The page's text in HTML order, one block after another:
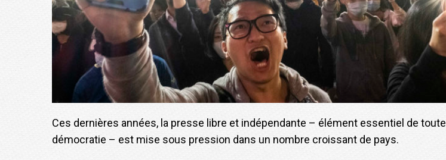
Ces dernières années, la presse libre et indépendante – élément essentiel de toute
démocratie – est mise sous pression dans un nombre croissant de pays.